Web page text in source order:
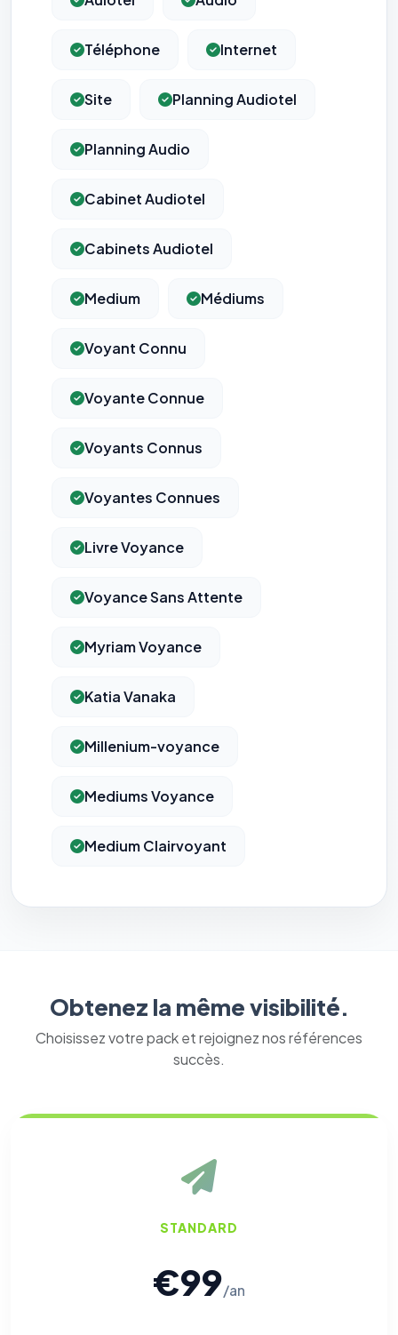
Téléphone Internet
Site Planning Audiotel
Planning Audio
Cabinet Audiotel
Cabinets Audiotel
Medium Médiums
Voyant Connu
Voyante Connue
Voyants Connus
Voyantes Connues
Livre Voyance
Voyance Sans Attente
Myriam Voyance
Katia Vanaka
Millenium-voyance
Mediums Voyance
Medium Clairvoyant
Obtenez la même visibilité.
Choisissez votre pack et rejoignez nos références
succès.
STANDARD
€99/an
anonymisées via Google Analytics.
Cookies marketing
Permettent d'afficher des publicités pertinentes et de
votre navigation.
Traceurs des courriels HORS SITE WEB
pixels 2026 / FAQ juillet 2026).
bandeau cookies(cadre distinct du site web). Pour vous y
écrivez àcontact@logicielreferencement.com
confidentialité(section Traceurs dans les Courriels).